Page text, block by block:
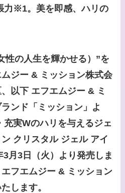
力※1。美を即感、ハリの
の人生を輝かせる）”を
ジー & ミッション株式会
以下 エフエムジー & ミ
ンド「ミッション」よ
充実Wのハリを与えるジェ
クリスタル ジェル アイ
月3日（火）より発売しま
フエムジー & ミッション
します。